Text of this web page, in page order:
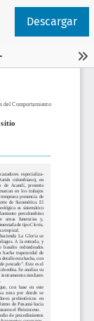
Descargar